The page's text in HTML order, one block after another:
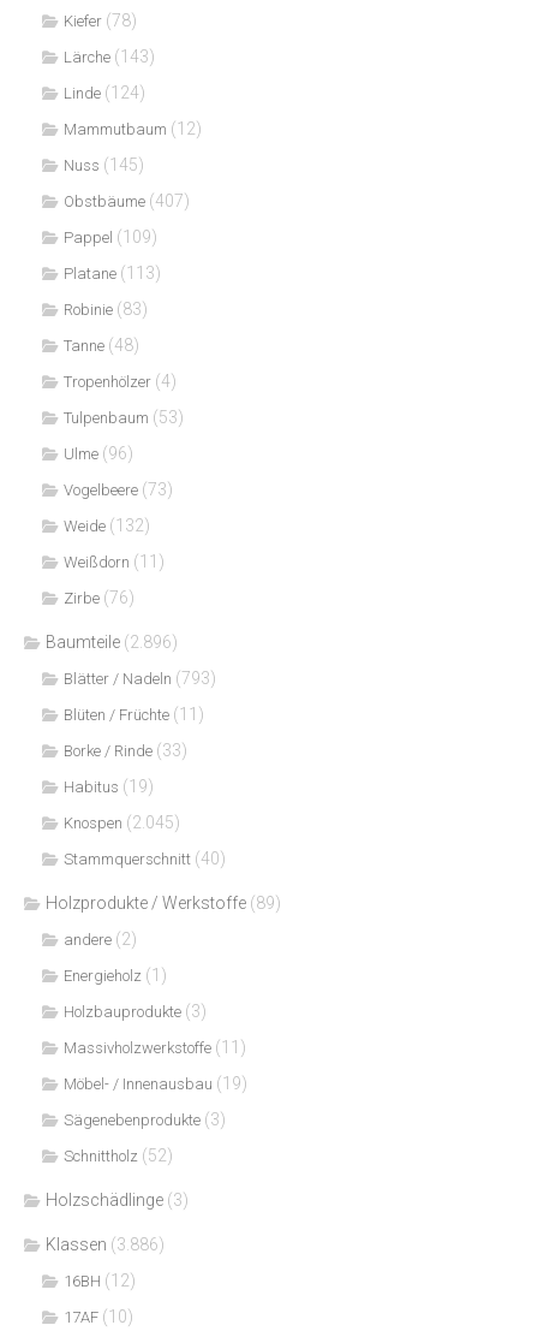
Kiefer (78)
Lärche (143)
Linde (124)
Mammutbaum (12)
Nuss (145)
Obstbäume (407)
Pappel (109)
Platane (113)
Robinie (83)
Tanne (48)
Tropenhölzer (4)
Tulpenbaum (53)
Ulme (96)
Vogelbeere (73)
Weide (132)
Weißdorn (11)
Zirbe (76)
Baumteile (2.896)
Blätter / Nadeln (793)
Blüten / Früchte (11)
Borke / Rinde (33)
Habitus (19)
Knospen (2.045)
Stammquerschnitt (40)
Holzprodukte / Werkstoffe (89)
andere (2)
Energieholz (1)
Holzbauprodukte (3)
Massivholzwerkstoffe (11)
Möbel- / Innenausbau (19)
Sägenebenprodukte (3)
Schnittholz (52)
Holzschädlinge (3)
Klassen (3.886)
16BH (12)
17AF (10)